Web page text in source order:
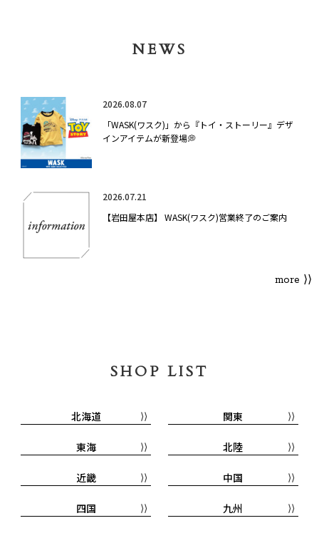
NEWS
2026.08.07
「WASK(ワスク)」から『トイ・ストーリー』デザ
インアイテムが新登場💭
2026.07.21
【岩田屋本店】 WASK(ワスク)営業終了のご案内
more ⟩⟩
SHOP LIST
北海道 関東
東海 北陸
近畿 中国
四国 九州